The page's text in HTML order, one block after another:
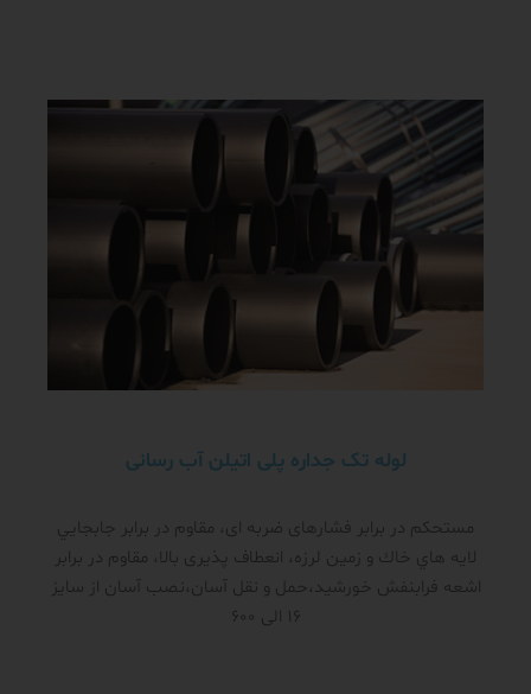
لوله تک جداره پلی اتیلن آب رسانی
مستحکم در برابر فشار‌های ضربه ای، مقاوم در برابر جابجايي
لايه هاي خاك و زمين لرزه، انعطاف پذیری بالا، مقاوم در برابر
اشعه فرابنفش خورشید،حمل و نقل آسان،نصب آسان از سایز
16 الی 600